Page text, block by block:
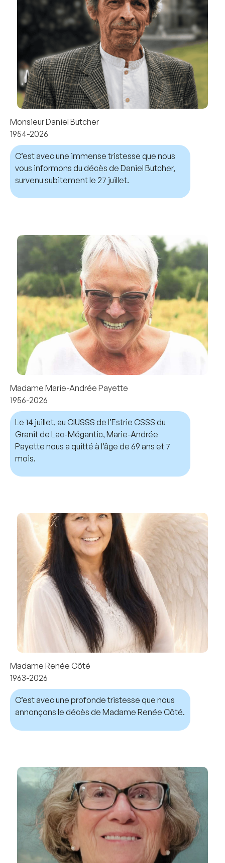
Monsieur Daniel Butcher
1954-2026
C’est avec une immense tristesse que nous
vous informons du décès de Daniel Butcher,
survenu subitement le 27 juillet.
Madame Marie-Andrée Payette
1956-2026
Le 14 juillet, au CIUSSS de l’Estrie CSSS du
Granit de Lac-Mégantic, Marie-Andrée
Payette nous a quitté à l’âge de 69 ans et 7
mois.
Madame Renée Côté
1963-2026
C’est avec une profonde tristesse que nous
annonçons le décès de Madame Renée Côté.